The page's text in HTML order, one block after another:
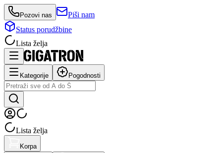
Pozovi nas
Piši nam
Status porudžbine
Lista želja
Kategorije Pogodnosti
Lista želja
Korpa